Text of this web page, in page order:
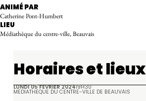
ANIMÉ PAR
Catherine Pont-Humbert
LIEU
Médiathèque du centre-ville, Beauvais
Horaires et lieux
LUNDI 05 FÉVRIER 202419H30
MÉDIATHÈQUE DU CENTRE-VILLE DE BEAUVAIS